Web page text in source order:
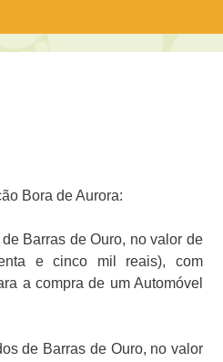
Bora de Aurora:
Barras de Ouro, no valor de
e cinco mil reais), com
a compra de um Automóvel
de Barras de Ouro, no valor